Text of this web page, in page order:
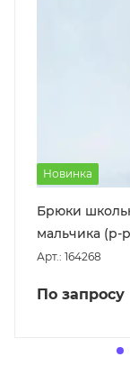
Новинка
Брюки
мальчика (р-р
Арт.: 164268
По запросу